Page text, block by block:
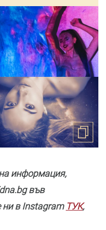
информация,
във
ни в Instagram ТУК,